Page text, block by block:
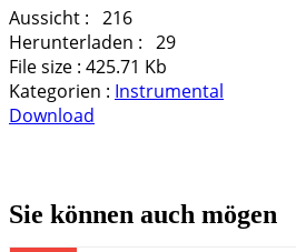
Play /
Aussicht : 216
Herunterladen : 29
File size : 425.71 Kb
Kategorien : Instrumental
Download
Sie können auch mögen